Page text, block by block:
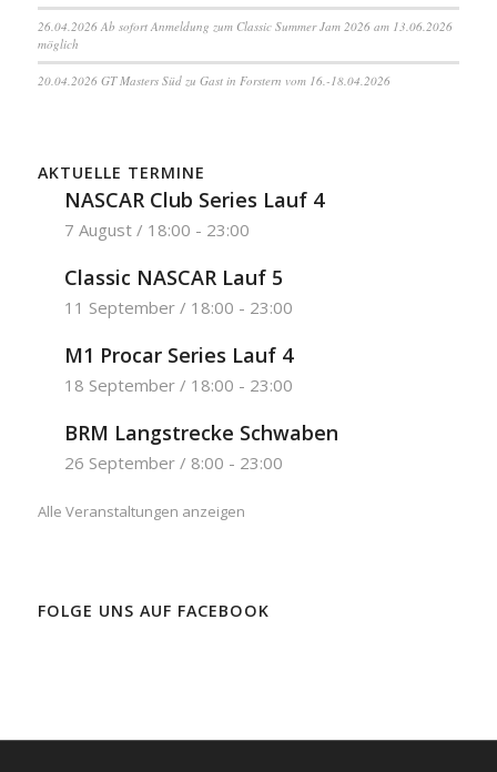
26.04.2026 Ab sofort Anmeldung zum Classic Summer Jam 2026 am 13.06.2026
möglich
20.04.2026 GT Masters Süd zu Gast in Forstern vom 16.-18.04.2026
AKTUELLE TERMINE
NASCAR Club Series Lauf 4
7 August / 18:00 - 23:00
Classic NASCAR Lauf 5
11 September / 18:00 - 23:00
M1 Procar Series Lauf 4
18 September / 18:00 - 23:00
BRM Langstrecke Schwaben
26 September / 8:00 - 23:00
Alle Veranstaltungen anzeigen
FOLGE UNS AUF FACEBOOK